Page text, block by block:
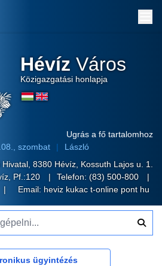
Hévíz Város
Közigazgatási honlapja
Ugrás a fő tartalomhoz
szombat
László
8380 Hévíz, Kossuth Lajos u. 1.
Pf.:120
Telefon: (83) 500-800
Email: heviz kukac t-online pont hu
ügyintézés